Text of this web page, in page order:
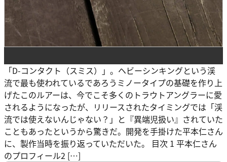
「D-コンタクト（スミス）」。ヘビーシンキングという渓
流で最も使われているであろうミノータイプの基礎を作り上
げたこのルアーは、今でこそ多くのトラウトアングラーに愛
されるようになったが、リリースされたタイミングでは「渓
流では使えないんじゃない？」と『異端児扱い』されていた
こともあったというから驚きだ。開発を手掛けた平本仁さん
に、製作当時を振り返っていただいた。 目次 1 平本仁さん
のプロフィール2 […]